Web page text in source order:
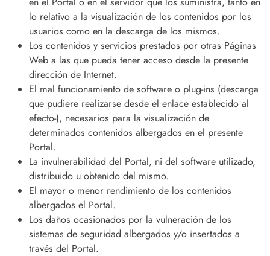
lo relativo a la visualización de los contenidos por los
usuarios como en la descarga de los mismos.
Los contenidos y servicios prestados por otras Páginas
Web a las que pueda tener acceso desde la presente
dirección de Internet.
El mal funcionamiento de software o plug-ins (descarga
que pudiere realizarse desde el enlace establecido al
efecto-), necesarios para la visualización de
determinados contenidos albergados en el presente
Portal.
La invulnerabilidad del Portal, ni del software utilizado,
distribuido u obtenido del mismo.
El mayor o menor rendimiento de los contenidos
albergados el Portal.
Los daños ocasionados por la vulneración de los
sistemas de seguridad albergados y/o insertados a
través del Portal.